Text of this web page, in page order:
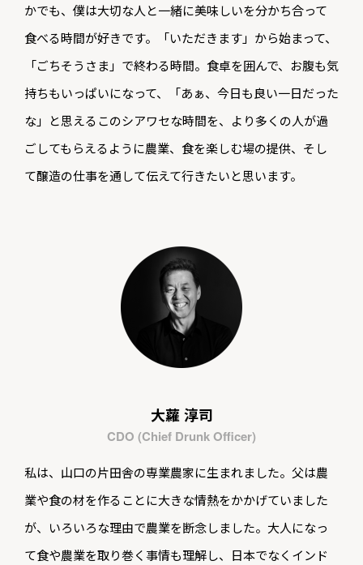
かでも、僕は大切な人と一緒に美味しいを分かち合って
食べる時間が好きです。「いただきます」から始まって、
「ごちそうさま」で終わる時間。食卓を囲んで、お腹も気
持ちもいっぱいになって、「あぁ、今日も良い一日だった
な」と思えるこのシアワセな時間を、より多くの人が過
ごしてもらえるように農業、食を楽しむ場の提供、そし
て醸造の仕事を通して伝えて行きたいと思います。
大蘿 淳司
CDO (Chief Drunk Officer)
私は、山口の片田舎の専業農家に生まれました。父は農
業や食の材を作ることに大きな情熱をかかげていました
が、いろいろな理由で農業を断念しました。大人になっ
て食や農業を取り巻く事情も理解し、日本でなくインド